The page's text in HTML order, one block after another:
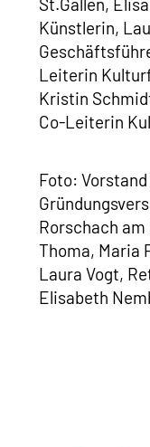
Künstlerin,
Leiterin
Kristin
Co-Leiterin
​Foto:
Rorschach
Thoma, Maria
Laura Vogt,
Elisabeth